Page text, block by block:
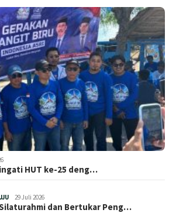
HUT ke-25 deng…
29 Juli 2026
dan Bertukar Peng…